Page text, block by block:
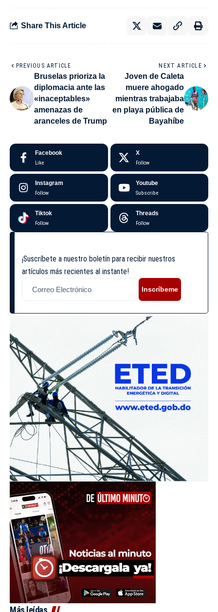
Share This Article
PREVIOUS ARTICLE
Bruselas prioriza la
diplomacia ante las
«inaceptables»
amenazas de
aranceles de Trump
NEXT ARTICLE
Joven de Caleta
muere ahogado
mientras trabajaba
en playa pública de
Bayahíbe
Facebook
Like
X
Follow
Instagram
Follow
Youtube
Subscribe
Tiktok
Follow
Threads
Follow
¡Suscríbete a nuestro boletín para recibir nuestros
artículos más recientes al instante!
Inscríbeme
Más leídas